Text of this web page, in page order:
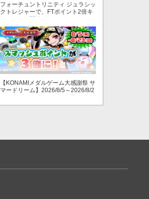
フォーチュントリニティ ジュラシッ
クトレジャーで、FTポイント2倍キ
ャンペーン開始！
【KONAMIメダルゲーム大感謝祭 サ
マードリーム】2026/8/5～2026/8/2
3 スマッシュポイントが３倍に！